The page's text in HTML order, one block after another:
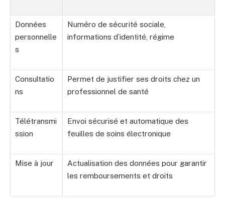
Données
personnelle
s
Numéro de sécurité sociale,
informations d’identité, régime
Consultatio
ns
Permet de justifier ses droits chez un
professionnel de santé
Télétransmi
ssion
Envoi sécurisé et automatique des
feuilles de soins électronique
Mise à jour
Actualisation des données pour garantir
les remboursements et droits